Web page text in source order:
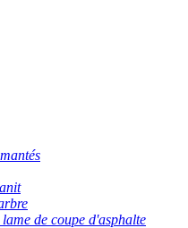
de coupe d'asphalte